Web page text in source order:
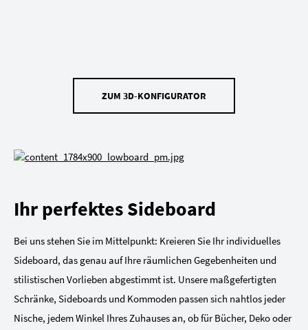
ZUM 3D-KONFIGURATOR
Ihr perfektes Sideboard
Bei uns stehen Sie im Mittelpunkt: Kreieren Sie Ihr individuelles
Sideboard, das genau auf Ihre räumlichen Gegebenheiten und
stilistischen Vorlieben abgestimmt ist. Unsere maßgefertigten
Schränke, Sideboards und Kommoden passen sich nahtlos jeder
Nische, jedem Winkel Ihres Zuhauses an, ob für Bücher, Deko oder